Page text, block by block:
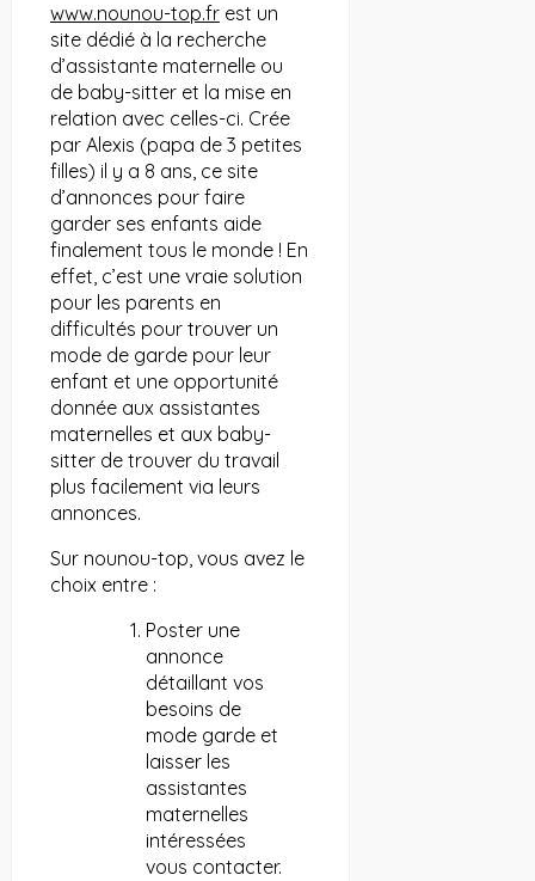
www.nounou-top.frest un
site dédié à la recherche
d’assistante maternelle ou
de baby-sitter et la mise en
relation avec celles-ci. Crée
par Alexis (papa de 3 petites
filles) il y a 8 ans, ce site
d’annonces pour faire
garder ses enfants aide
finalement tous le monde ! En
effet, c’est une vraie solution
pour les parents en
difficultés pour trouver un
mode de garde pour leur
enfant et une opportunité
donnée aux assistantes
maternelles et aux baby-
sitter de trouver du travail
plus facilement via leurs
annonces.
Sur nounou-top, vous avez le
choix entre :
Poster une
annonce
détaillant vos
besoins de
mode garde et
laisser les
assistantes
maternelles
intéressées
vous contacter.